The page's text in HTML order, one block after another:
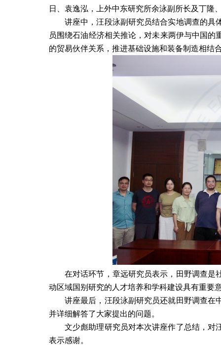
日、袁逸泓，上外中东研究所余泳副所长及丁隆
讲座中，汪段泳副研究员结合实地调查的具
员围绕石油经济相关推论，对未来两伊与中国
的贸易伙伴关系，推进基础设施和装备制造相结
在对话环节， 章远研究员表示，田野调查是
动区域国别研究的人才培养和学科建设具有重要
讲座最后，汪段泳副研究员还就田野调查在
并详细解答了大家提出的问题。
文少彪助理研究员对本次讲座作了总结，对
表示感谢。